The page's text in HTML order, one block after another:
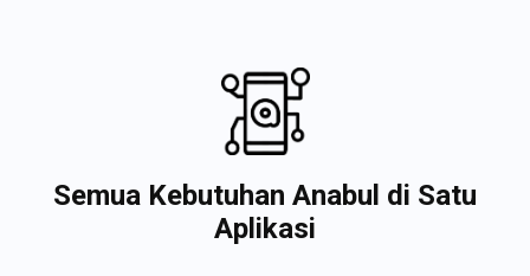
Semua Kebutuhan Anabul di Satu
Aplikasi